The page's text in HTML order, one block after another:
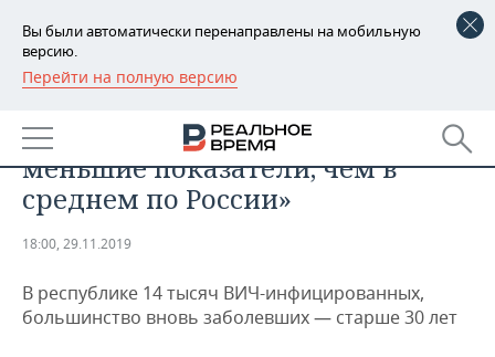
Вы были автоматически перенаправлены на мобильную
версию.
Перейти на полную версию
РЕГИОНЫ
БАШКОРТОСТАН
ТАТАРСТАН
НОВОСТИ
АНАЛИТИКА
ДЕКЛАРАЦИИ О ДОХОДАХ
НОВОСТИ ЭКОНОМИКИ
ПРОМЫШЛЕННОСТЬ
«ВИЧ в Татарстане имеет вдвое
меньшие показатели, чем в
среднем по России»
18:00, 29.11.2019
В республике 14 тысяч ВИЧ-инфицированных,
большинство вновь заболевших — старше 30 лет